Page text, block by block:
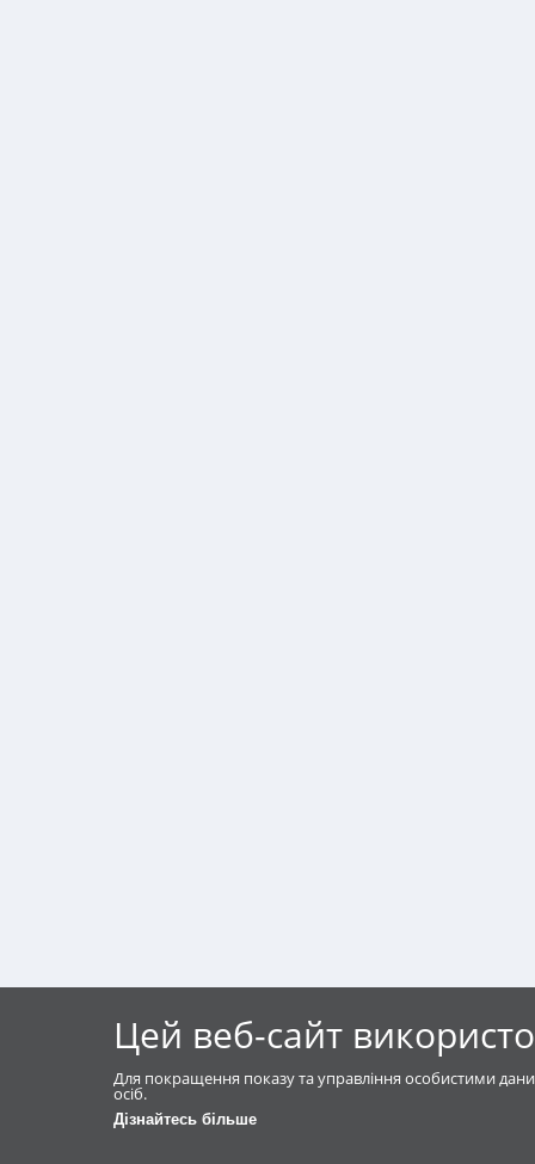
Цей веб-сайт
Для покращення показу та управління особистими
осіб.
Дізнайтесь більше